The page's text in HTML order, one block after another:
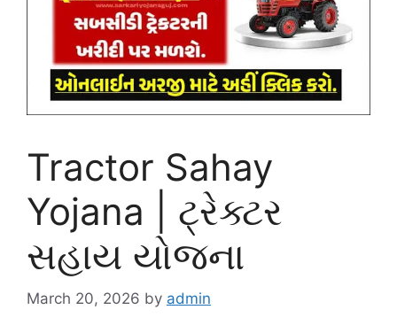
Tractor Sahay
Yojana | ટ્રેક્ટર
સહાય યોજના
March 20, 2026 by admin